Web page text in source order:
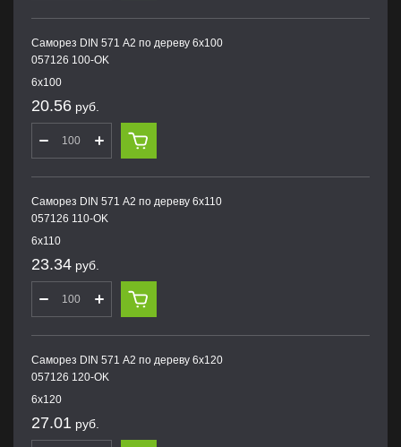
Саморез DIN 571 А2 по дереву 6х100
057126 100-OK
6х100
20.56 руб.
Саморез DIN 571 А2 по дереву 6х110
057126 110-OK
6х110
23.34 руб.
Саморез DIN 571 А2 по дереву 6х120
057126 120-OK
6х120
27.01 руб.